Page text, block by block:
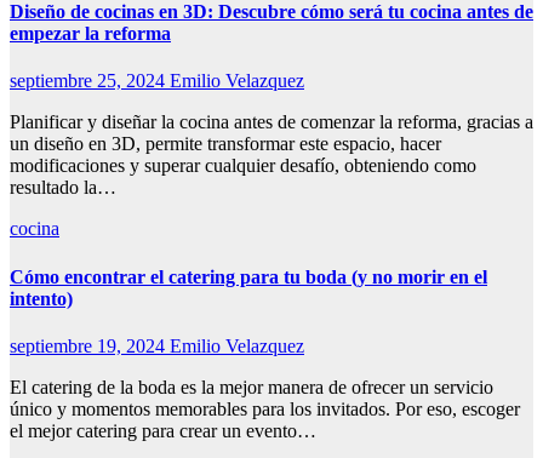
Diseño de cocinas en 3D: Descubre cómo será tu cocina antes de
empezar la reforma
septiembre 25, 2024 Emilio Velazquez
Planificar y diseñar la cocina antes de comenzar la reforma, gracias a
un diseño en 3D, permite transformar este espacio, hacer
modificaciones y superar cualquier desafío, obteniendo como
resultado la…
cocina
Cómo encontrar el catering para tu boda (y no morir en el
intento)
septiembre 19, 2024 Emilio Velazquez
El catering de la boda es la mejor manera de ofrecer un servicio
único y momentos memorables para los invitados. Por eso, escoger
el mejor catering para crear un evento…